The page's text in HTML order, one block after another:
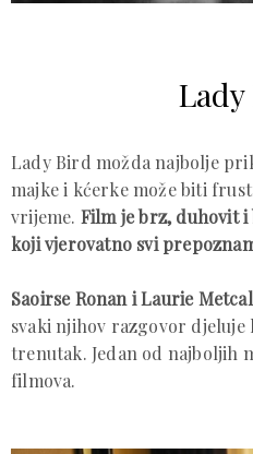
Lady Bird možda najbolje
majke i kćerke može biti
vrijeme. Film je brz, duhovit
koji vjerovatno svi
Saoirse Ronan i Laurie
svaki njihov razgovor
trenutak. Jedan od najboljih
filmova.